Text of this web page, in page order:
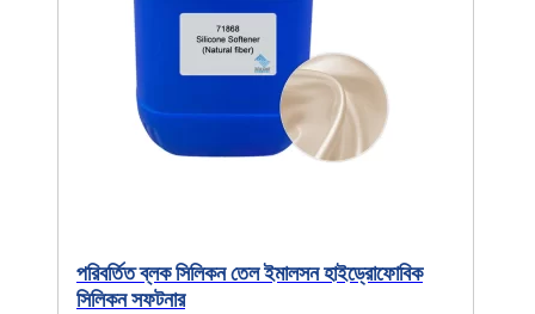
পরিবর্তিত ব্লক সিলিকন তেল ইমালসন হাইড্রোফোবিক
সিলিকন সফটনার